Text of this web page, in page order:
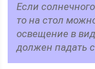
Если
то на стол
освещение в
должен падать